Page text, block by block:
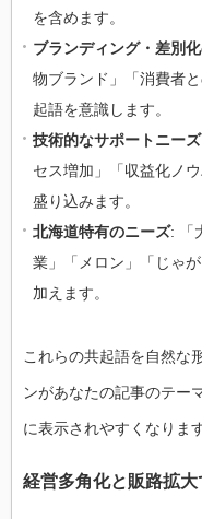
を含めます。
ブランディング・差別
物ブランド」「消費者
起語を意識します。
技術的なサポートニーズ
セス増加」「収益化ノ
盛り込みます。
北海道特有のニーズ: 「
業」「メロン」「じゃ
加えます。
これらの共起語を自然な
ンがあなたの記事のテー
に表示されやすくなります
経営多角化と販路拡